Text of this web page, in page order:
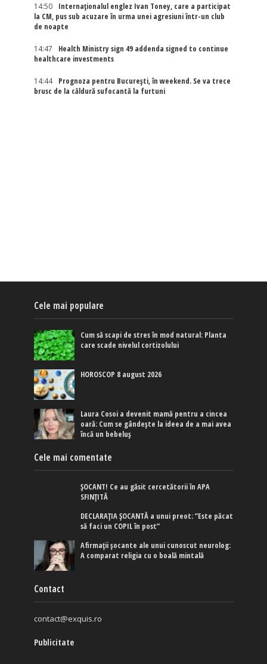
14:50
Internaţionalul englez Ivan Toney, care a participat
la CM, pus sub acuzare în urma unei agresiuni într-un club
de noapte
14:47
Health Ministry sign 49 addenda signed to continue
healthcare investments
14:44
Prognoza pentru București, în weekend. Se va trece
brusc de la căldură sufocantă la furtuni
Cele mai populare
Cum să scapi de stres în mod natural: Planta
care scade nivelul cortizolului
HOROSCOP 8 august 2026
Laura Cosoi a devenit mamă pentru a cincea
oară: Cum se gândește la ideea de a mai avea
încă un bebeluș
Cele mai comentate
ȘOCANT! Ce au găsit cercetătorii în APA
SFINȚITĂ
DECLARAȚIA ȘOCANTĂ a unui preot: ”Este păcat
să faci un COPIL în post”
Afirmaţii şocante ale unui cunoscut neurolog:
A comparat religia cu o boală mintală
Contact
contact@exquis.ro
Publicitate